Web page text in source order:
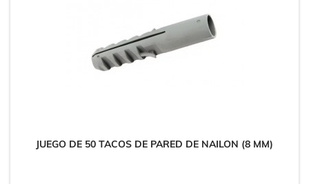
JUEGO DE 50 TACOS DE PARED DE NAILON (8 MM)